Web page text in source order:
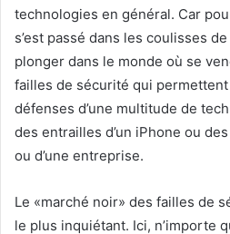
technologies en général. Car
s’est passé dans les coulisses
plonger dans le monde où se
failles de sécurité qui
défenses d’une multitude de
des entrailles d’un iPhone ou
ou d’une entreprise.
Le «marché noir» des failles de
le plus inquiétant. Ici, n’importe